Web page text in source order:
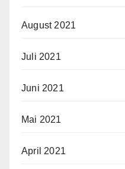
August 2021
Juli 2021
Juni 2021
Mai 2021
April 2021